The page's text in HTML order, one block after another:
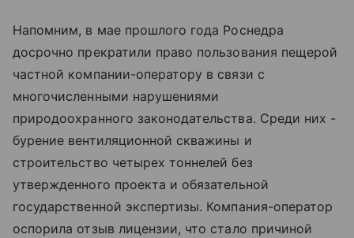
Напомним, в мае прошлого года Роснедра
досрочно прекратили право пользования пещерой
частной компании-оператору в связи с
многочисленными нарушениями
природоохранного законодательства. Среди них -
бурение вентиляционной скважины и
строительство четырех тоннелей без
утвержденного проекта и обязательной
государственной экспертизы. Компания-оператор
оспорила отзыв лицензии, что стало причиной